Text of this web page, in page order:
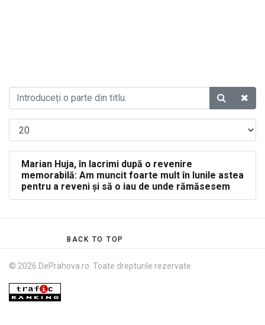
Marian Huja, în lacrimi după o revenire
memorabilă: Am muncit foarte mult în lunile astea
pentru a reveni și să o iau de unde rămăsesem
BACK TO TOP
© 2026 DePrahova.ro. Toate drepturile rezervate